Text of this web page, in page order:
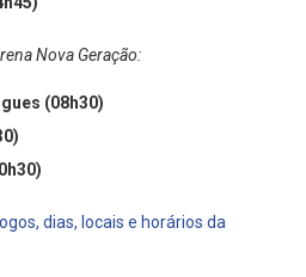
Nova Geração:
(08h30)
dias, locais e horários da